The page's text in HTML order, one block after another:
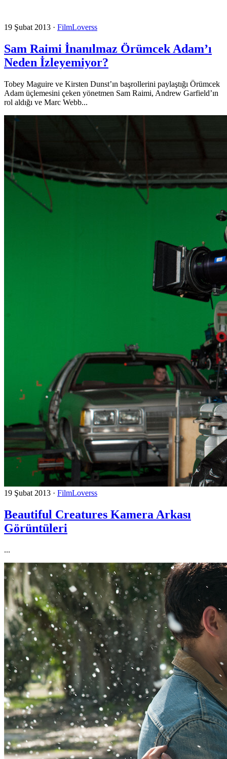
19 Şubat 2013 · FilmLoverss
Sam Raimi İnanılmaz Örümcek Adam’ı
Neden İzleyemiyor?
Tobey Maguire ve Kirsten Dunst’ın başrollerini paylaştığı Örümcek
Adam üçlemesini çeken yönetmen Sam Raimi, Andrew Garfield’ın
rol aldığı ve Marc Webb...
19 Şubat 2013 · FilmLoverss
Beautiful Creatures Kamera Arkası
Görüntüleri
...